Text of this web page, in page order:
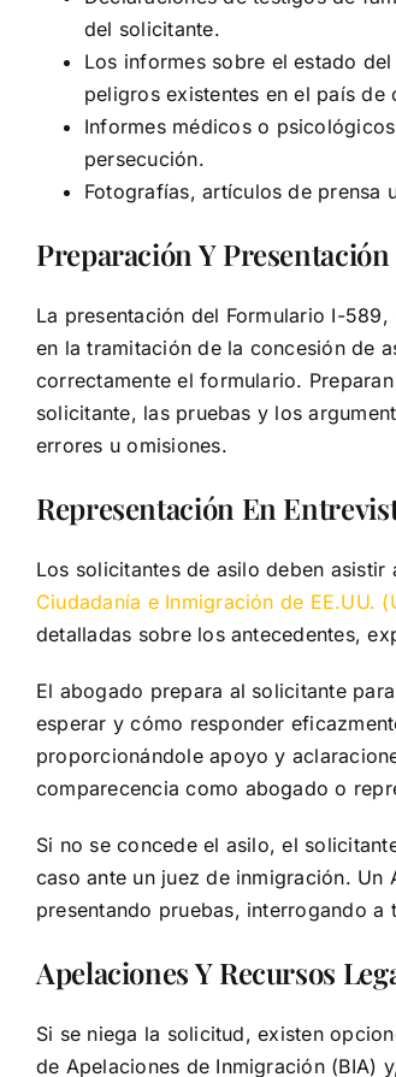
del solicitante.
Los informes sobre el estado
peligros existentes en el país de
Informes médicos o
persecución.
Fotografías, artículos de prensa
Preparación Y
La presentación del Formulario I-
en la tramitación de la concesión de
correctamente el formulario.
solicitante, las pruebas y los
errores u omisiones.
Representación En
Los solicitantes de asilo deben
Ciudadanía e Inmigración de EE.UU.
detalladas sobre los antecedentes,
El abogado prepara al solicitante
esperar y cómo responder
proporcionándole apoyo y
comparecencia como abogado o
Si no se concede el asilo, el
caso ante un juez de inmigración.
presentando pruebas, interrogando
Apelaciones Y Recursos
Si se niega la solicitud, existen
de Apelaciones de Inmigración (BIA)